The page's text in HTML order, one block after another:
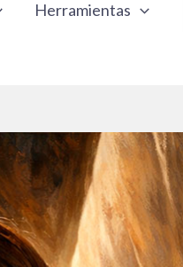
Herramientas